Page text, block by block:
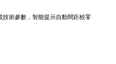
術參數，智能提示自動間距校零